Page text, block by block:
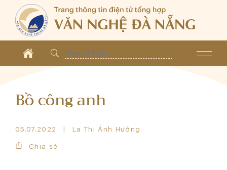
Bồ công anh
05.07.2022 La Thị Ánh Hường
Chia sẻ